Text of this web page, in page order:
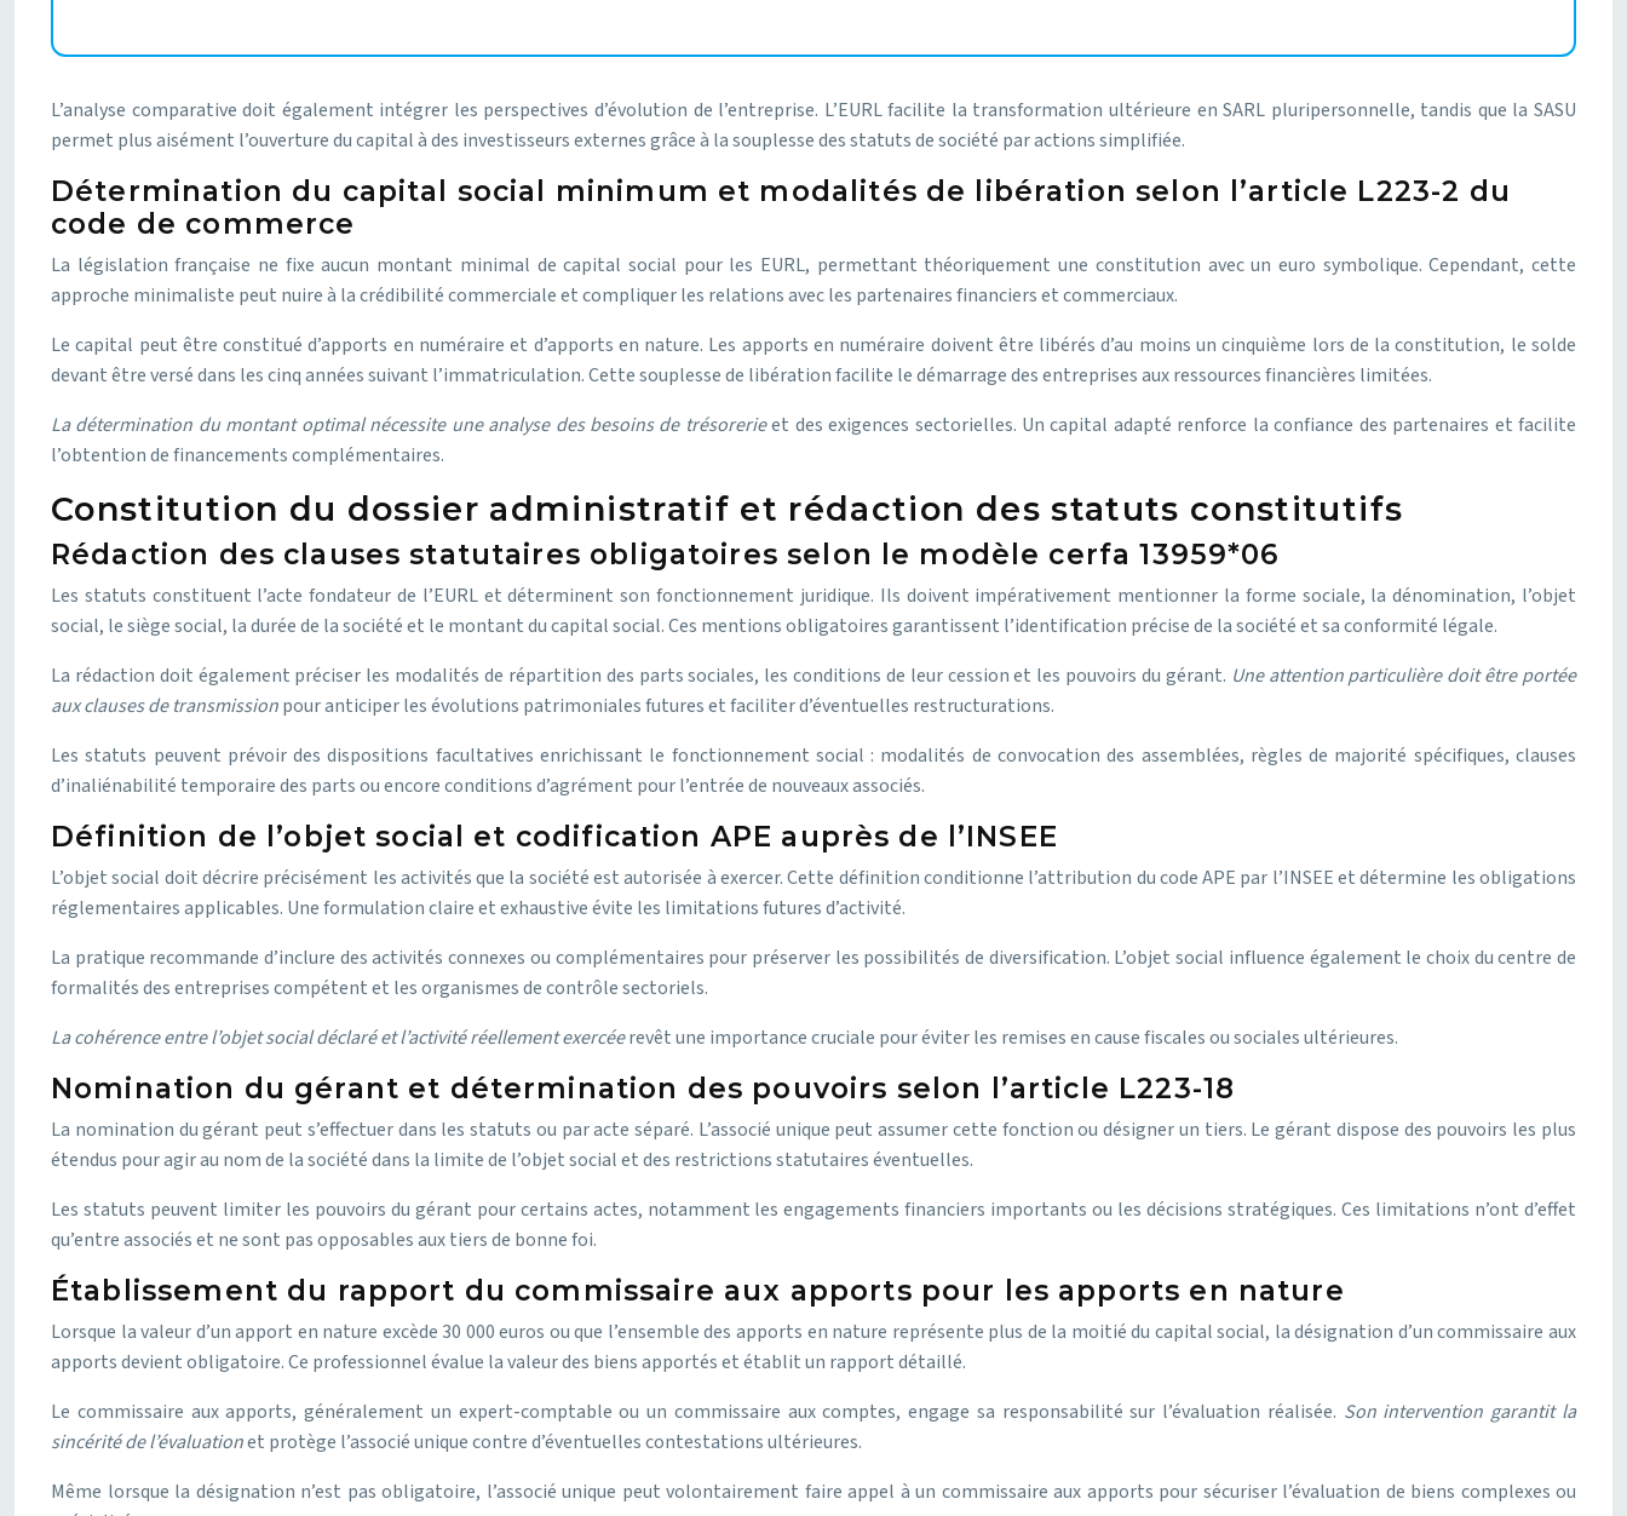
L’analyse comparative doit également intégrer les perspectives d’évolution de l’entreprise. L’EURL facilite la transformation ultérieure en SARL pluripersonnelle, tandis que la SASU
permet plus aisément l’ouverture du capital à des investisseurs externes grâce à la souplesse des statuts de société par actions simplifiée.
Détermination du capital social minimum et modalités de libération selon l’article L223-2 du
code de commerce
La législation française ne fixe aucun montant minimal de capital social pour les EURL, permettant théoriquement une constitution avec un euro symbolique. Cependant, cette
approche minimaliste peut nuire à la crédibilité commerciale et compliquer les relations avec les partenaires financiers et commerciaux.
Le capital peut être constitué d’apports en numéraire et d’apports en nature. Les apports en numéraire doivent être libérés d’au moins un cinquième lors de la constitution, le solde
devant être versé dans les cinq années suivant l’immatriculation. Cette souplesse de libération facilite le démarrage des entreprises aux ressources financières limitées.
La détermination du montant optimal nécessite une analyse des besoins de trésorerieet des exigences sectorielles. Un capital adapté renforce la confiance des partenaires et facilite
l’obtention de financements complémentaires.
Constitution du dossier administratif et rédaction des statuts constitutifs
Rédaction des clauses statutaires obligatoires selon le modèle cerfa 13959*06
Les statuts constituent l’acte fondateur de l’EURL et déterminent son fonctionnement juridique. Ils doivent impérativement mentionner la forme sociale, la dénomination, l’objet
social, le siège social, la durée de la société et le montant du capital social. Ces mentions obligatoires garantissent l’identification précise de la société et sa conformité légale.
La rédaction doit également préciser les modalités de répartition des parts sociales, les conditions de leur cession et les pouvoirs du gérant. Une attention particulière doit être portée
aux clauses de transmissionpour anticiper les évolutions patrimoniales futures et faciliter d’éventuelles restructurations.
Les statuts peuvent prévoir des dispositions facultatives enrichissant le fonctionnement social : modalités de convocation des assemblées, règles de majorité spécifiques, clauses
d’inaliénabilité temporaire des parts ou encore conditions d’agrément pour l’entrée de nouveaux associés.
Définition de l’objet social et codification APE auprès de l’INSEE
L’objet social doit décrire précisément les activités que la société est autorisée à exercer. Cette définition conditionne l’attribution du code APE par l’INSEE et détermine les obligations
réglementaires applicables. Une formulation claire et exhaustive évite les limitations futures d’activité.
La pratique recommande d’inclure des activités connexes ou complémentaires pour préserver les possibilités de diversification. L’objet social influence également le choix du centre de
formalités des entreprises compétent et les organismes de contrôle sectoriels.
La cohérence entre l’objet social déclaré et l’activité réellement exercéerevêt une importance cruciale pour éviter les remises en cause fiscales ou sociales ultérieures.
Nomination du gérant et détermination des pouvoirs selon l’article L223-18
La nomination du gérant peut s’effectuer dans les statuts ou par acte séparé. L’associé unique peut assumer cette fonction ou désigner un tiers. Le gérant dispose des pouvoirs les plus
étendus pour agir au nom de la société dans la limite de l’objet social et des restrictions statutaires éventuelles.
Les statuts peuvent limiter les pouvoirs du gérant pour certains actes, notamment les engagements financiers importants ou les décisions stratégiques. Ces limitations n’ont d’effet
qu’entre associés et ne sont pas opposables aux tiers de bonne foi.
Établissement du rapport du commissaire aux apports pour les apports en nature
Lorsque la valeur d’un apport en nature excède 30 000 euros ou que l’ensemble des apports en nature représente plus de la moitié du capital social, la désignation d’un commissaire aux
apports devient obligatoire. Ce professionnel évalue la valeur des biens apportés et établit un rapport détaillé.
Le commissaire aux apports, généralement un expert-comptable ou un commissaire aux comptes, engage sa responsabilité sur l’évaluation réalisée. Son intervention garantit la
sincérité de l’évaluationet protège l’associé unique contre d’éventuelles contestations ultérieures.
Même lorsque la désignation n’est pas obligatoire, l’associé unique peut volontairement faire appel à un commissaire aux apports pour sécuriser l’évaluation de biens complexes ou